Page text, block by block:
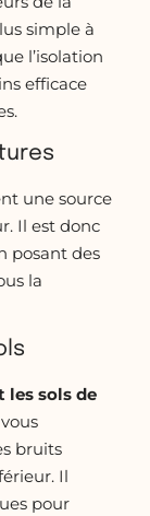
simple à
l’isolation
efficace
une source
Il est donc
posant des
la
les sols de
bruits
Il
pour